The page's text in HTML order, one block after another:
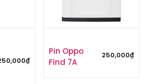
₫
Pin Oppo
Find 7A
250,000₫